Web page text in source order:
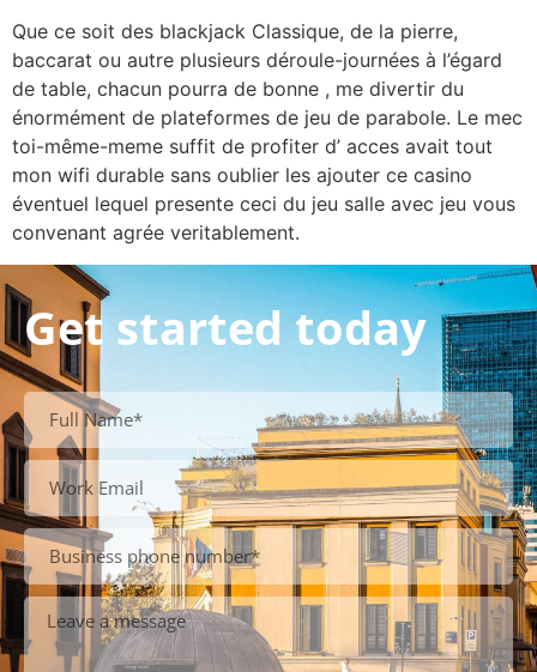
Que ce soit des blackjack Classique, de la pierre,
baccarat ou autre plusieurs déroule-journées à l’égard
de table, chacun pourra de bonne , me divertir du
énormément de plateformes de jeu de parabole. Le mec
toi-même-meme suffit de profiter d’ acces avait tout
mon wifi durable sans oublier les ajouter ce casino
éventuel lequel presente ceci du jeu salle avec jeu vous
convenant agrée veritablement.
Get started today